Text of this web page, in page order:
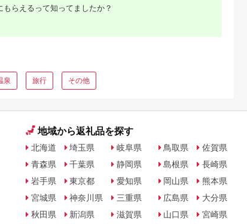
もらえるって知ってましたか？
泉 旅行 その他
地域から返礼品を探す
北海道
青森県
岩手県
宮城県
秋田県
埼玉県
千葉県
東京都
神奈川県
新潟県
岐阜県
静岡県
愛知県
三重県
滋賀県
鳥取県
島根県
岡山県
広島県
山口県
佐賀県
長崎県
熊本県
大分県
宮崎県